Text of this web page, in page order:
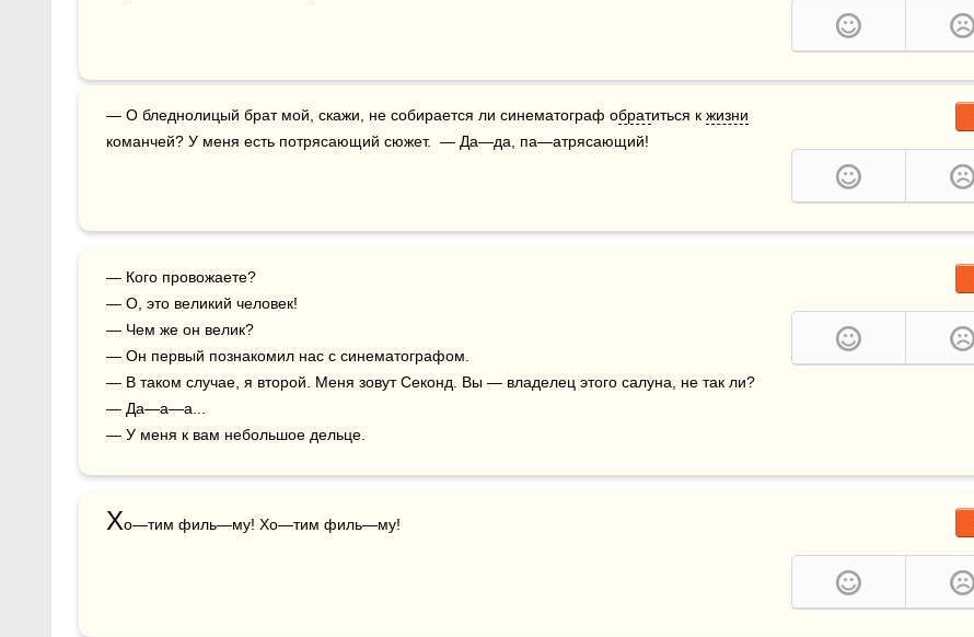
— О бледнолицый брат мой, скажи, не собирается ли синематограф обратиться к жизни
команчей? У меня есть потрясающий сюжет.  — Да—да, па—атрясающий!
— Кого провожаете?
— О, это великий человек!
— Чем же он велик?
— Он первый познакомил нас с синематографом.
— В таком случае, я второй. Меня зовут Секонд. Вы — владелец этого салуна, не так ли?
— Да—а—а...
— У меня к вам небольшое дельце.
Хо—тим филь—му! Хо—тим филь—му!